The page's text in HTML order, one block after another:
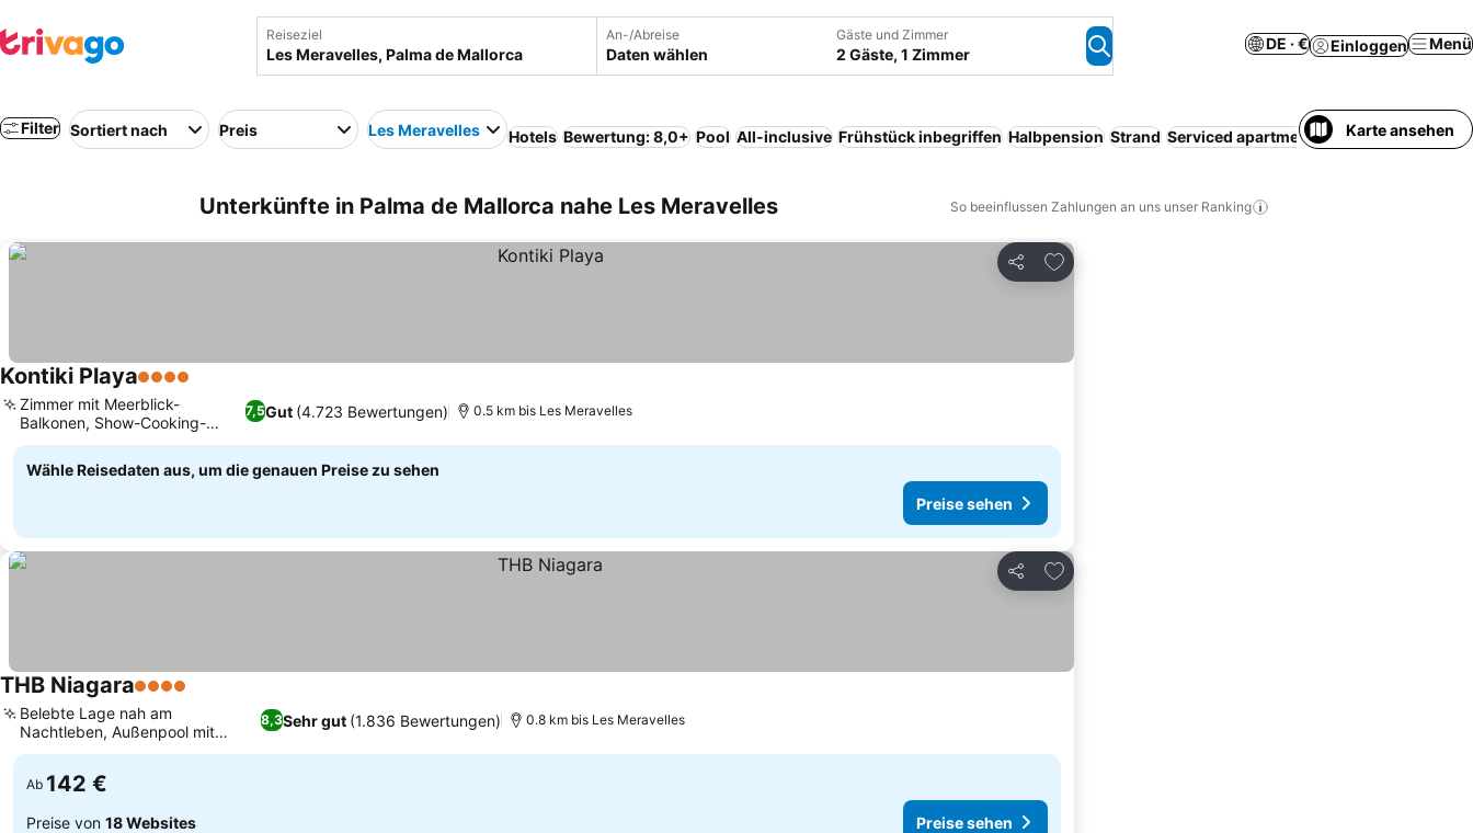
Reiseziel An-/Abreise
Daten wählen
Gäste und Zimmer
2 Gäste, 1 Zimmer
DE · € Einloggen Menü
Filter Sortiert nach Preis Les Meravelles Hotels Bewertung: 8,0+ Pool All-inclusive Frühstück inbegriffen Halbpension Strand Serviced apartment Resort Kostenlose
Karte ansehen
Unterkünfte in Palma de Mallorca nahe Les Meravelles So beeinflussen Zahlungen an uns unser Ranking
Teilen
Zu Favoriten hinzufügen
Kontiki Playa4 Sterne
7,5Gut (4.723 Bewertungen)
Zimmer mit Meerblick-
Balkonen, Show-Cooking-
Erlebnis
0.5 km bis Les Meravelles
Wähle Reisedaten aus, um die genauen Preise zu sehen
Preise sehen
Teilen
Zu Favoriten hinzufügen
THB Niagara4 Sterne
8,3Sehr gut (1.836 Bewertungen)
Belebte Lage nah am
Nachtleben, Außenpool mit
Sonnenterrasse
0.8 km bis Les Meravelles
Ab 142 €
Preise von 18 Websites Preise sehen